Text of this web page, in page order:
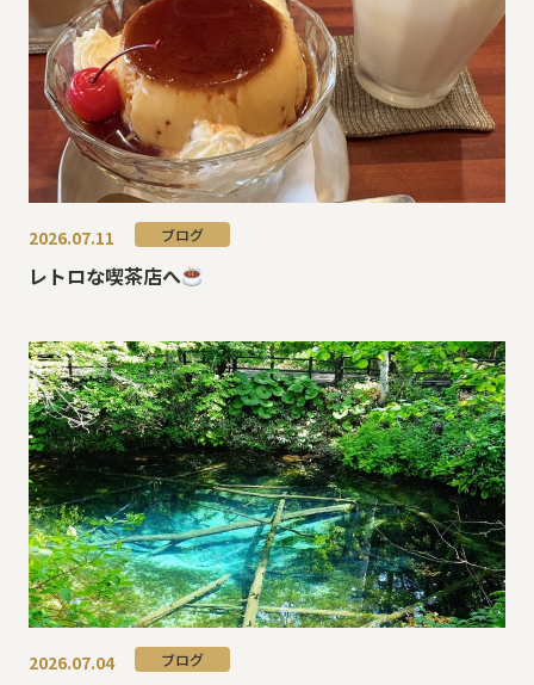
2026.07.11 ブログ
レトロな喫茶店へ
2026.07.04 ブログ